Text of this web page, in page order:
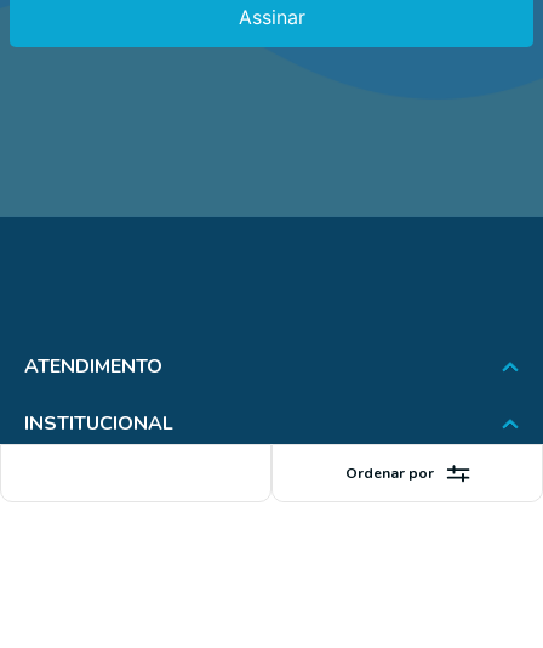
Ordenar por
Assinar
ATENDIMENTO
INSTITUCIONAL